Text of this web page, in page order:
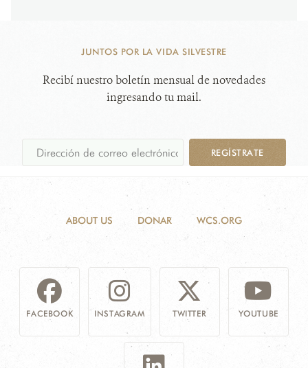
JUNTOS POR LA VIDA SILVESTRE
Recibí nuestro boletín mensual de novedades
ingresando tu mail.
REGÍSTRATE
ABOUT US DONAR WCS.ORG
FACEBOOK INSTAGRAM TWITTER YOUTUBE